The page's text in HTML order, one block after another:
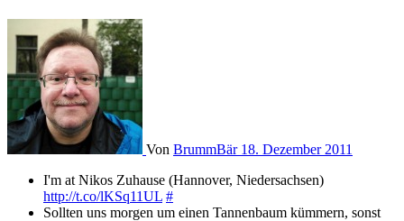
Von BrummBär 18. Dezember 2011
I'm at Nikos Zuhause (Hannover, Niedersachsen)
http://t.co/lKSq11UL #
Sollten uns morgen um einen Tannenbaum kümmern, sonst